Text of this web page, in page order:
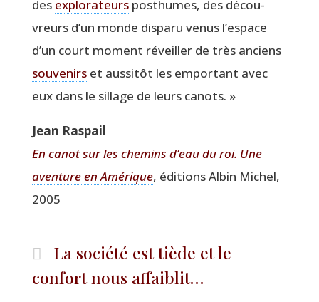
des explo­ra­teurspost­humes, des décou­
vreurs d’un monde dis­pa­ru venus l’es­pace
d’un court moment réveiller de très anciens
sou­ve­nirset aus­si­tôt les empor­tant avec
eux dans le sillage de leurs canots. »
Jean Ras­pail
En canot sur les che­mins d’eau du roi. Une
aven­ture en Amé­rique, édi­tions Albin Michel,
2005
La société est tiède et le
confort nous affaiblit…